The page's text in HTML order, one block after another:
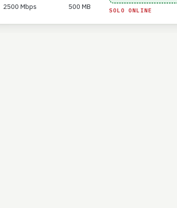
2500 Mbps 500 MB SOLO ONLINE